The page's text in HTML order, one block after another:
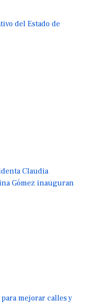
del Estado de
Claudia
Gómez inauguran
mejorar calles y